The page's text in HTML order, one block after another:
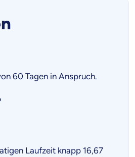
60 Tagen in Anspruch.
Laufzeit knapp 16,67